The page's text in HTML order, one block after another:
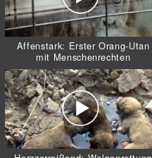
Affenstark: Erster Orang-Utan
mit Menschenrechten